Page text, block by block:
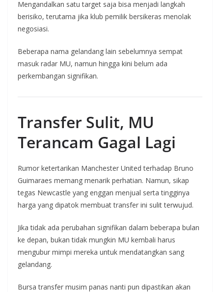
Mengandalkan satu target saja bisa menjadi langkah
berisiko, terutama jika klub pemilik bersikeras menolak
negosiasi.
Beberapa nama gelandang lain sebelumnya sempat
masuk radar MU, namun hingga kini belum ada
perkembangan signifikan.
Transfer Sulit, MU
Terancam Gagal Lagi
Rumor ketertarikan Manchester United terhadap Bruno
Guimaraes memang menarik perhatian. Namun, sikap
tegas Newcastle yang enggan menjual serta tingginya
harga yang dipatok membuat transfer ini sulit terwujud.
Jika tidak ada perubahan signifikan dalam beberapa bulan
ke depan, bukan tidak mungkin MU kembali harus
mengubur mimpi mereka untuk mendatangkan sang
gelandang.
Bursa transfer musim panas nanti pun dipastikan akan